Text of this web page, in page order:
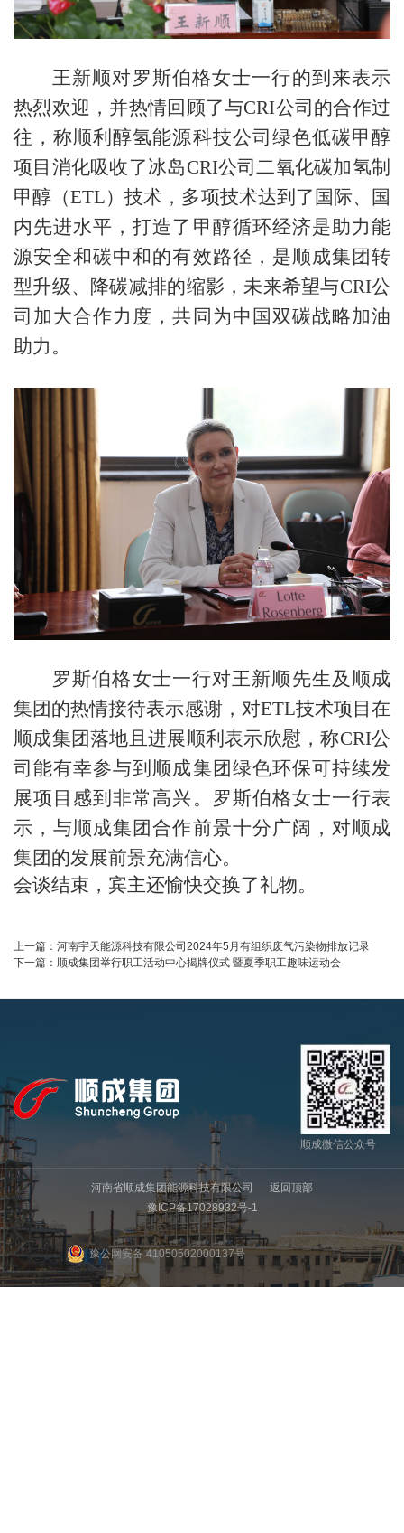
王新顺对罗斯伯格女士一行的到来表示
热烈欢迎，并热情回顾了与CRI公司的合作过
往，称顺利醇氢能源科技公司绿色低碳甲醇
项目消化吸收了冰岛CRI公司二氧化碳加氢制
甲醇（ETL）技术，多项技术达到了国际、国
内先进水平，打造了甲醇循环经济是助力能
源安全和碳中和的有效路径，是顺成集团转
型升级、降碳减排的缩影，未来希望与CRI公
司加大合作力度，共同为中国双碳战略加油
助力。
罗斯伯格女士一行对王新顺先生及顺成
集团的热情接待表示感谢，对ETL技术项目在
顺成集团落地且进展顺利表示欣慰，称CRI公
司能有幸参与到顺成集团绿色环保可持续发
展项目感到非常高兴。 罗斯伯格女士一行表
示，与顺成集团合作前景十分广阔，对顺成
集团的发展前景充满信心。
会谈结束，宾主还愉快交换了礼物。
上一篇： 河南宇天能源科技有限公司2024年5月有组织废气污染物排放记录
下一篇： 顺成集团举行职工活动中心揭牌仪式 暨夏季职工趣味运动会
顺成微信公众号
河南省顺成集团能源科技有限公司
返回顶部
豫ICP备17028932号-1
豫公网安备 41050502000137号